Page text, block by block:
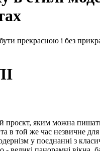
прекрасною і без
І
проєкт, яким можна
в той же час незвичне
у поєднанні з